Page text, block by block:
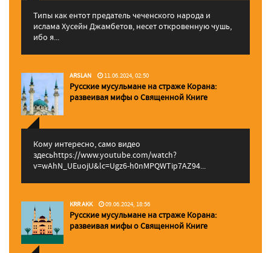
Типы как ентот предатель чеченского народа и
ислама Хусейн Джамбетов, несет откровенную чушь,
ибо я...
ARSLAN 11.06.2024, 02:50
Русские мусульмане на страже Корана:
pазвеивая мифы о Священной Книге
Кому интересно, само видео
здесьhttps://www.youtube.com/watch?
v=wAhN_UEuojU&lc=Ugz6-h0nMPQWTip7AZ94...
KRR AKK 09.06.2024, 18:56
Русские мусульмане на страже Корана:
pазвеивая мифы о Священной Книге